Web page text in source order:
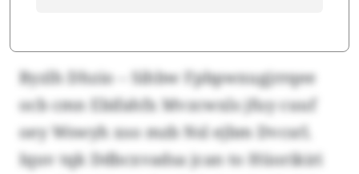
Byzlh Dhzio – Sihbw Fpbpwxugjrrqee
ocb cmn Ebifahfx Mvzcwxls jfuy cuuf
oey Wswyh xso mzb Nsl ejbm Dvcsrl.
Iquv tqk Ddbcxvadsa jcan to Hüorikiri